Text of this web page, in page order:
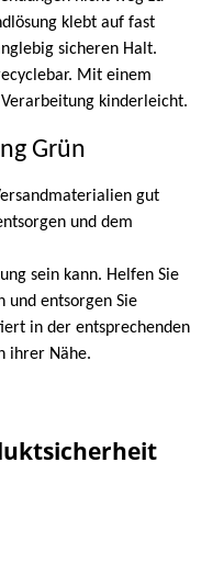
klebt auf fast
sicheren Halt.
Mit einem
kinderleicht.
Grün
gut
und dem
sein kann. Helfen Sie
und entsorgen Sie
in der entsprechenden
ihrer Nähe.